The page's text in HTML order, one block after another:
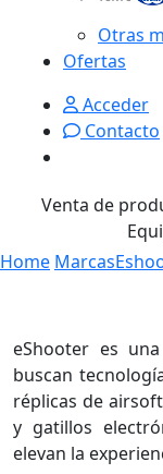
Otras
Ofertas
Acceder
Contacto
Venta de
Home Marcas
eShooter es
buscan
réplicas de
y gatillos
elevan la